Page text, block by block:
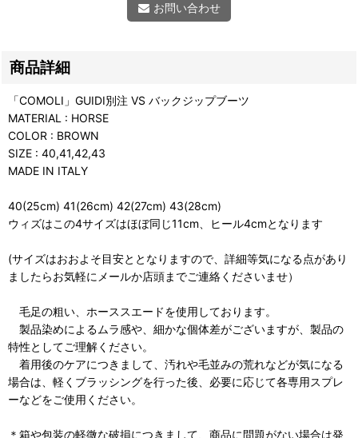
お問い合わせ
商品詳細
「COMOLI」GUIDI別注 VS バックジップブーツ
MATERIAL : HORSE
COLOR : BROWN
SIZE : 40,41,42,43
MADE IN ITALY
40(25cm) 41(26cm) 42(27cm) 43(28cm)
ウィズはこの4サイズはほぼ同じ11cm、ヒール4cmとなります
(サイズはおおよそ目安ととなりますので、詳細等気になる点があり
ましたらお気軽にメールか店頭までご連絡くださいませ）
毛足の粗い、ホーススエードを使用しております。
製品染めによるムラ感や、細かな個体差がございますが、製品の
特性としてご理解ください。
着用後のケアにつきまして、汚れや毛並みの荒れなどが気になる
場合は、軽くブラッシングを行った後、必要に応じて各専用スプレ
ーなどをご使用ください。
＊箱や包装の軽微な破損につきまして、商品に問題がない場合は発